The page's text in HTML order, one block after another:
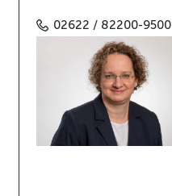
02622 / 82200-9500